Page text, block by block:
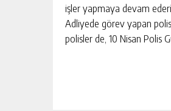
işler yapmaya devam
Adliyede görev yapan
polisler de, 10 Nisan Polis